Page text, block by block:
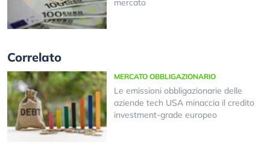
mercato
Correlato
MERCATO OBBLIGAZIONARIO
Le emissioni obbligazionarie delle
aziende tech USA minaccia il credito
investment-grade europeo